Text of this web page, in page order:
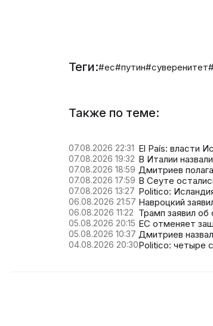
Теги:#ес#путин#суверенитет
Также по теме:
07.08.2026 22:31 El País: власти
07.08.2026 19:32 В Италии
07.08.2026 18:59 Дмитриев
07.08.2026 17:59 В Сеуте
07.08.2026 13:27 Politico:
06.08.2026 21:57 Навроцкий
06.08.2026 11:22 Трамп заявил
05.08.2026 20:15 ЕС отменяет
05.08.2026 10:37 Дмитриев
04.08.2026 20:30Politico: четыре